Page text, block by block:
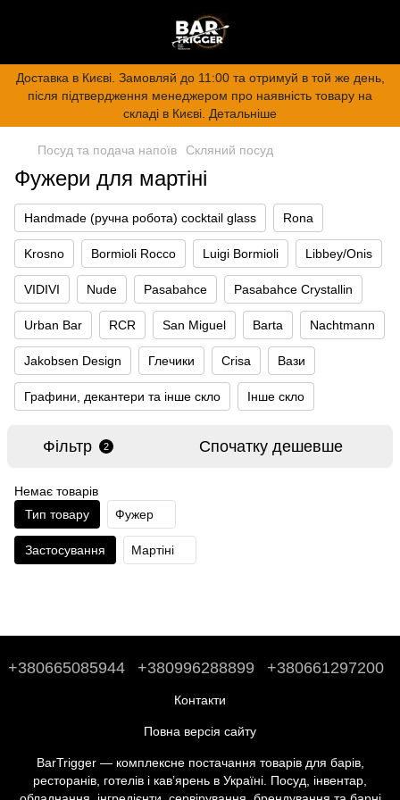
Доставка в Києві. Замовляй до 11:00 та отримуй в той же день,
після підтвердження менеджером про наявність товару на
складі в Києві. Детальніше
Посуд та подача напоїв Скляний посуд
Фужери для мартіні
Handmade (ручна робота) cocktail glass Rona
Krosno Bormioli Rocco Luigi Bormioli Libbey/Onis
VIDIVI Nude Pasabahce Pasabahce Crystallin
Urban Bar RCR San Miguel Barta Nachtmann
Jakobsen Design Глечики Crisa Вази
Графини, декантери та інше скло Інше скло
Фільтр 2 Спочатку дешевше
Немає товарів
Тип товару
Фужер
Застосування Мартіні
+380665085944 +380996288899 +380661297200
Контакти
Повна версія сайту
BarTrigger — комплексне постачання товарів для барів,
ресторанів, готелів і кав’ярень в Україні. Посуд, інвентар,